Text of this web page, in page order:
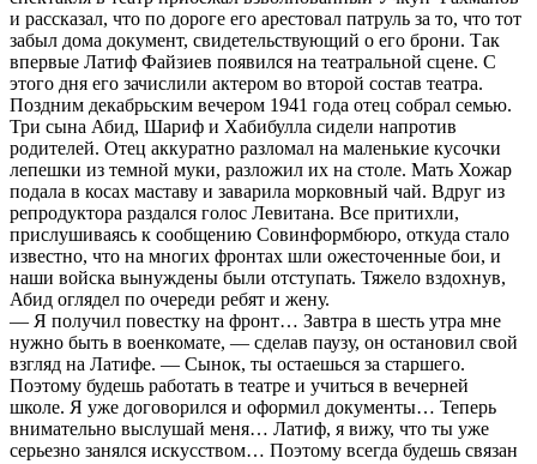
и рассказал, что по дороге его арестовал патруль за то, что тот
забыл дома документ, свидетельствующий о его брони. Так
впервые Латиф Файзиев появился на театральной сцене. С
этого дня его зачислили актером во второй состав театра.
Поздним декабрьским вечером 1941 года отец собрал семью.
Три сына Абид, Шариф и Хабибулла сидели напротив
родителей. Отец аккуратно разломал на маленькие кусочки
лепешки из темной муки, разложил их на столе. Мать Хожар
подала в косах маставу и заварила морковный чай. Вдруг из
репродуктора раздался голос Левитана. Все притихли,
прислушиваясь к сообщению Совинформбюро, откуда стало
известно, что на многих фронтах шли ожесточенные бои, и
наши войска вынуждены были отступать. Тяжело вздохнув,
Абид оглядел по очереди ребят и жену.
— Я получил повестку на фронт… Завтра в шесть утра мне
нужно быть в военкомате, — сделав паузу, он остановил свой
взгляд на Латифе. — Сынок, ты остаешься за старшего.
Поэтому будешь работать в театре и учиться в вечерней
школе. Я уже договорился и оформил документы… Теперь
внимательно выслушай меня… Латиф, я вижу, что ты уже
серьезно занялся искусством… Поэтому всегда будешь связан